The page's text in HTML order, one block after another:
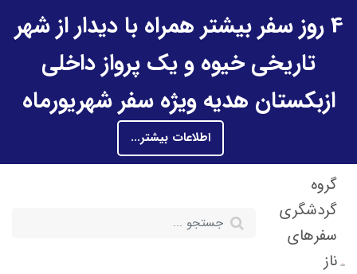
4 روز سفر بیشتر همراه با دیدار از شهر
تاریخی خیوه و یک پرواز داخلی
ازبکستان هدیه ویژه سفر شهریورماه
اطلاعات بیشتر...
گروه
گردشگری
سفرهای
ناز